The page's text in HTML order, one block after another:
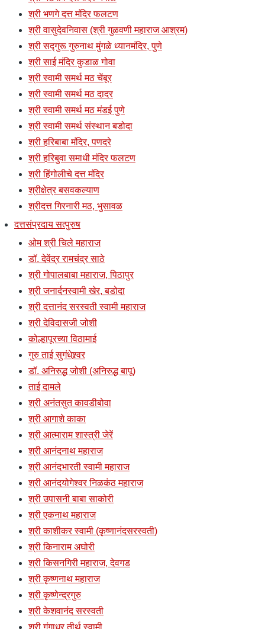
श्री भणगे दत्त मंदिर फलटण
श्री वासुदेवनिवास (श्री गुळवणी महाराज आश्रम)
श्री सद्गुरू गुरुनाथ मुंगळे ध्यानमंदिर, पुणे
श्री साई मंदिर कुडाळ गोवा
श्री स्वामी समर्थ मठ चेंबूर
श्री स्वामी समर्थ मठ दादर
श्री स्वामी समर्थ मठ मंडई पुणे
श्री स्वामी समर्थ संस्थान बडोदा
श्री हरिबाबा मंदिर, पणदरे
श्री हरिबुवा समाधी मंदिर फलटण
श्री हिंगोलीचे दत्त मंदिर
श्रीक्षेत्र बसवकल्याण
श्रीदत्त गिरनारी मठ, भुसावळ
दत्तसंप्रदाय सत्पुरुष
ओम श्री चिले महाराज
डॉ. देवेंद्र रामचंद्र साठे
श्री गोपालबाबा महाराज, पिठापुर
श्री जनार्दनस्वामी खेर, बडोदा
श्री दत्तानंद सरस्वती स्वामी महाराज
श्री देविदासजी जोशी
कोल्हापूरच्या विठामाई
गुरु ताई सुगंधेश्र्वर
डॉ. अनिरुद्ध जोशी (अनिरुद्ध बापू)
ताई दामले
श्री अनंतसुत कावडीबोवा
श्री आगाशे काका
श्री आत्माराम शास्त्री जेरें
श्री आनंदनाथ महाराज
श्री आनंदभारती स्वामी महाराज
श्री आनंदयोगेश्वर निळकंठ महाराज
श्री उपासनी बाबा साकोरी
श्री एकनाथ महाराज
श्री काशीकर स्वामी (कृष्णानंदसरस्वती)
श्री किनाराम अघोरी
श्री किसनगिरी महाराज, देवगड
श्री कृष्णनाथ महाराज
श्री कृष्णेन्द्रगुरु
श्री केशवानंद सरस्वती
श्री गंगाधर तीर्थ स्वामी